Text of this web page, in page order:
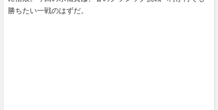
勝ちたい一戦のはずだ。